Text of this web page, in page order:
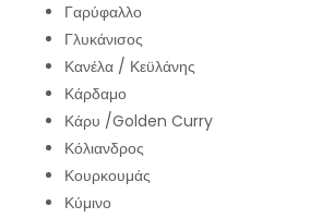
Γαρύφαλλο
Γλυκάνισος
Κανέλα / Κεϋλάνης
Κάρδαμο
Κάρυ /Golden Curry
Κόλιανδρος
Κουρκουμάς
Κύμινο